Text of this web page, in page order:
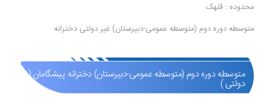
محدوده : قلهک
متوسطه دوره دوم (متوسطه عمومی-دبیرستان) غیر دولتی دخترانه
متوسطه دوره دوم (متوسطه عمومی-دبیرستان) دخترانه پیشگامان (غیر
دولتی )